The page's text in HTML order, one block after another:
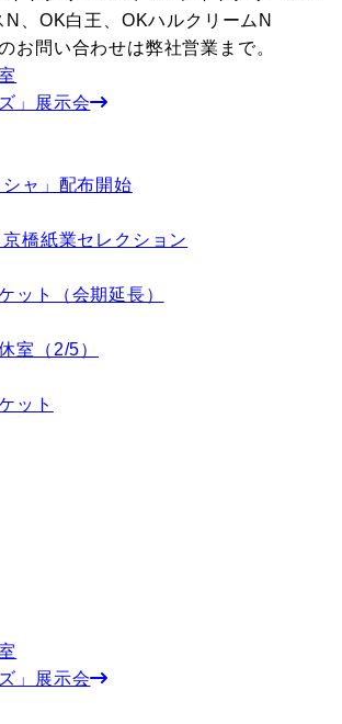
、OK白王、OKハルクリームN
お問い合わせは弊社営業まで。
」展示会
シャ」配布開始
京橋紙業セレクション
ット（会期延長）
室（2/5）
ット
」展示会